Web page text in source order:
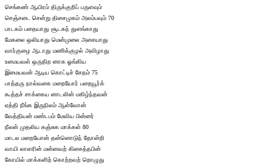
செங்கண் ஆயிரம் திருக்குறிப் பருளவும்
செஞ்சடை சென்று திசைமுகம் அலம்பவும் 70
பாடகம் பதையாது சூடகந் துளங்காது
மேகலை ஒலியாது மென்முலை அசையாது
வார்குழை ஆடாது மணிக்குழல் அவிழாது
உமையவள் ஒருதிற னாக ஓங்கிய
இமையவன் ஆடிய கொட்டிச் சேதம் 75
பாத்தரு நால்வகை மறையோர் பறையூர்க்
கூத்தச் சாக்கைய னாடலின் மகிழ்ந்தவன்
ஏத்தி நீங்க இருநிலம் ஆள்வோன்
வேத்தியன் மண்டபம் மேவிய பின்னர்
நீலன் முதலிய கஞ்சுக மாக்கள் 80
மாடல மறையோன் தன்னொடுந் தோன்றி
வாயி லாளரின் மன்னவற் கிசைத்தபின்
கோயில் மாக்களிற் கொற்றவற் றொழுது